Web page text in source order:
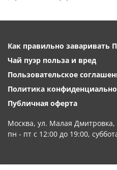
Как правильно заваривать
Чай пуэр польза и вред
Пользовательское
Политика
Публичная оферта
Москва, ул. Малая
пн - пт с 12:00 до 19:00,